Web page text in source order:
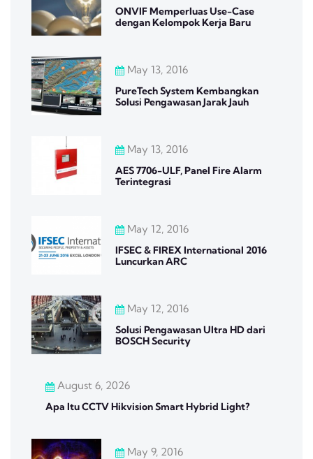
ONVIF Memperluas Use-Case
dengan Kelompok Kerja Baru
May 13, 2016
PureTech System Kembangkan
Solusi Pengawasan Jarak Jauh
May 13, 2016
AES 7706-ULF, Panel Fire Alarm
Terintegrasi
May 12, 2016
IFSEC & FIREX International 2016
Luncurkan ARC
May 12, 2016
Solusi Pengawasan Ultra HD dari
BOSCH Security
August 6, 2026
Apa Itu CCTV Hikvision Smart Hybrid Light?
May 9, 2016